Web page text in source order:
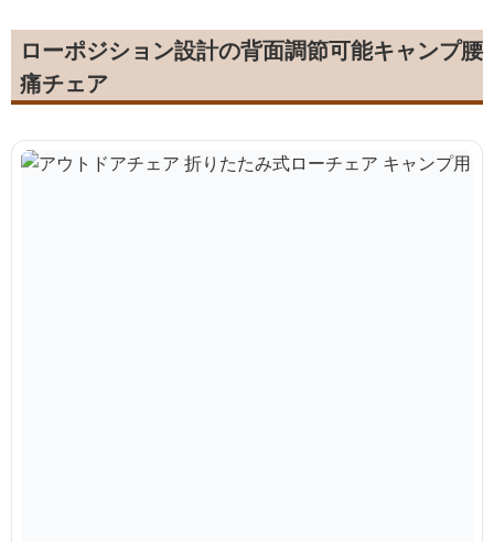
ローポジション設計の背面調節可能キャンプ腰
痛チェア